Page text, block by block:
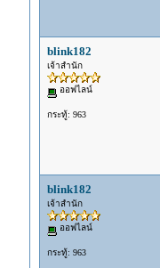
blink182
เจ้าสำนัก
ออฟไลน์
กระทู้: 963
blink182
เจ้าสำนัก
ออฟไลน์
กระทู้: 963